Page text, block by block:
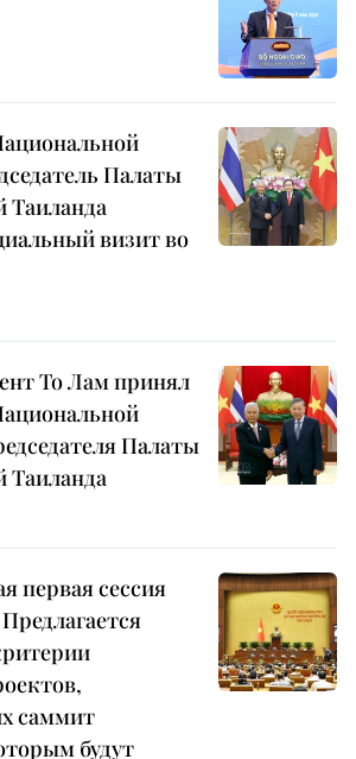
Палаты
Таиланда
визит во
То Лам принял
Палаты
Таиланда
первая сессия
саммит
будут